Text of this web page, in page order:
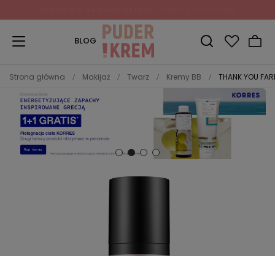
BLOG
Strona główna Makijaż Twarz Kremy BB THANK YOU